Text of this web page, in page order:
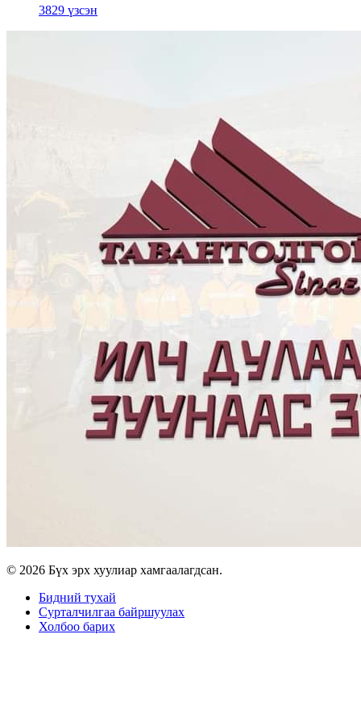
3829 үзсэн
© 2026 Бүх эрх хуулиар хамгаалагдсан.
Бидний тухай
Сурталчилгаа байршуулах
Холбоо барих